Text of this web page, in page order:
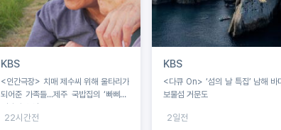
KBS
<인간극장> 치매 제수씨 위해 울타리가
되어준 가족들...제주 국밥집의 ‘빠삐용’
22시간전
KBS
<다큐 On> ‘섬의 날 특집’ 남해 바
보물섬 거문도
2일전